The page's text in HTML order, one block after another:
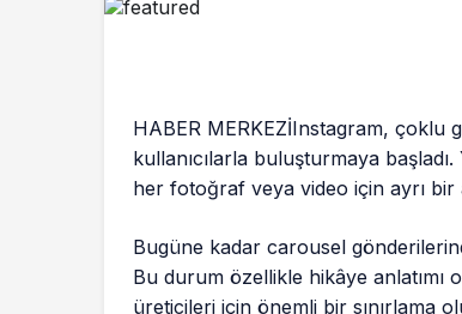
HABER MERKEZİInstagram, çoklu
kullanıcılarla buluşturmaya
her fotoğraf veya video için ayrı bir
Bugüne kadar carousel
Bu durum özellikle hikâye anlatımı
üreticileri için önemli bir sınırlama